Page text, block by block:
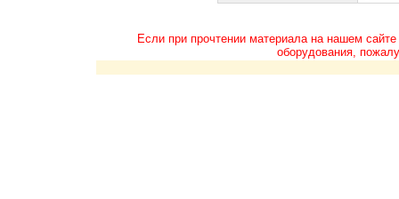
Если при прочтении материала на нашем
оборудования,